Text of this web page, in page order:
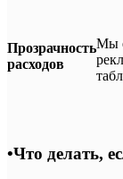
Прозрачность
расходов
Мы
•Что делать,